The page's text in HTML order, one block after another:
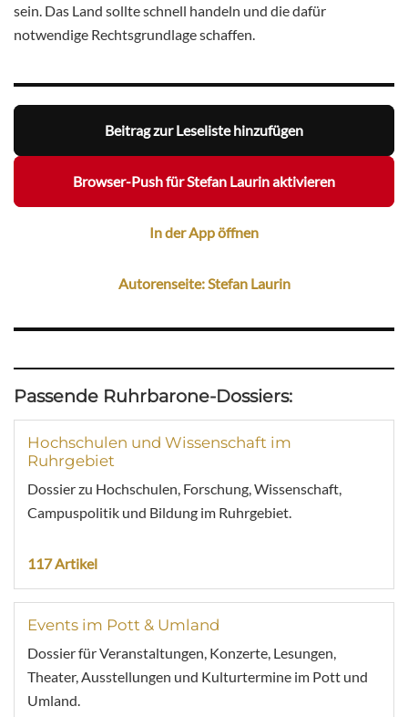
sein. Das Land sollte schnell handeln und die dafür
notwendige Rechtsgrundlage schaffen.
Beitrag zur Leseliste hinzufügen
Browser-Push für Stefan Laurin aktivieren
In der App öffnen
Autorenseite: Stefan Laurin
Passende Ruhrbarone-Dossiers:
Hochschulen und Wissenschaft im
Ruhrgebiet
Dossier zu Hochschulen, Forschung, Wissenschaft,
Campuspolitik und Bildung im Ruhrgebiet.
117 Artikel
Events im Pott & Umland
Dossier für Veranstaltungen, Konzerte, Lesungen,
Theater, Ausstellungen und Kulturtermine im Pott und
Umland.